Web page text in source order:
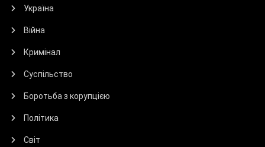
Україна
Війна
Кримінал
Суспільство
Боротьба з корупцією
Політика
Світ